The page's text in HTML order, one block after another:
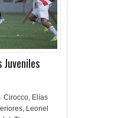
Juveniles
Cirocco, Elías
, Leonel